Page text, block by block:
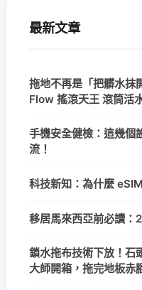
最新文章
拖地不再是「把髒水
Flow 搖滾天王 滾筒活
手機安全健檢：這幾個
流！
科技新知：為什麼
移居馬來西亞前必讀：
鎖水拖布技術下放！
大師開箱，拖完地板赤